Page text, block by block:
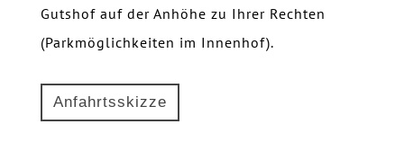
Gutshof auf der Anhöhe zu Ihrer Rechten
(Parkmöglichkeiten im Innenhof).
Anfahrtsskizze